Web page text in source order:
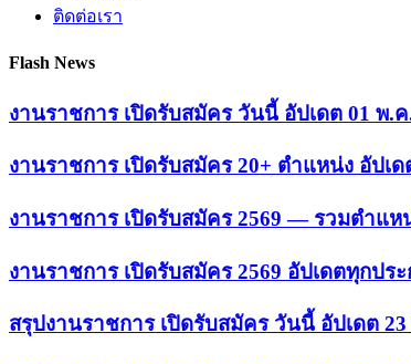
ติดต่อเรา
Flash News
งานราชการ เปิดรับสมัคร วันนี้ อัปเดต 01 พ.
งานราชการ เปิดรับสมัคร 20+ ตำแหน่ง อัปเ
งานราชการ เปิดรับสมัคร 2569 — รวมตำแ
งานราชการ เปิดรับสมัคร 2569 อัปเดตทุกปร
สรุปงานราชการ เปิดรับสมัคร วันนี้ อัปเดต